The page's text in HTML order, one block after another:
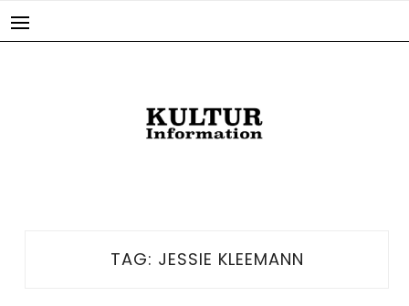
TAG: JESSIE KLEEMANN